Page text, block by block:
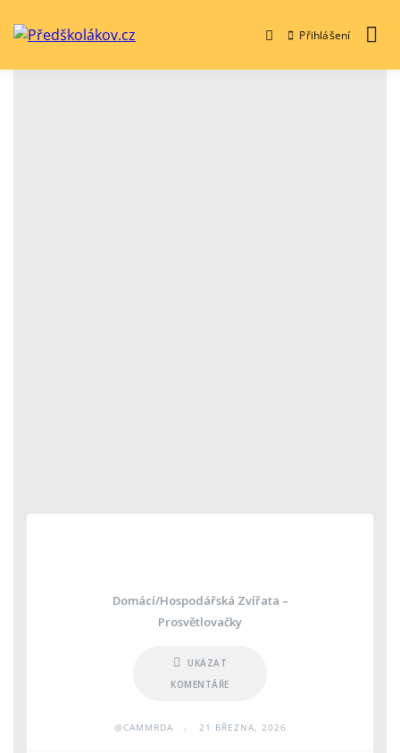
Přihlášení
Domácí/hospodářská Zvířata –
Prosvětlovačky
UKÁZAT
KOMENTÁŘE
@CAMMRDA 21 BŘEZNA, 2026